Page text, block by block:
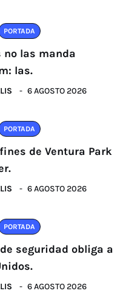
PORTADA
no las manda
las.
6 AGOSTO 2026
PORTADA
de Ventura Park
6 AGOSTO 2026
PORTADA
seguridad obliga a
6 AGOSTO 2026